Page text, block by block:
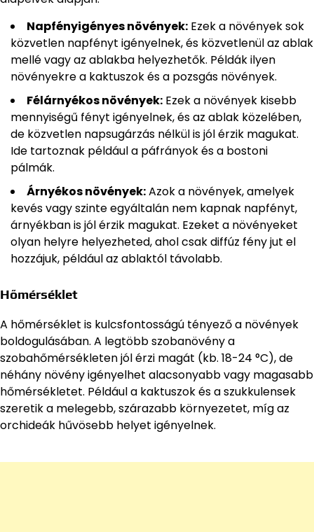
Napfényigényes növények: Ezek a növények sok
közvetlen napfényt igényelnek, és közvetlenül az ablak
mellé vagy az ablakba helyezhetők. Példák ilyen
növényekre a kaktuszok és a pozsgás növények.
Félárnyékos növények: Ezek a növények kisebb
mennyiségű fényt igényelnek, és az ablak közelében,
de közvetlen napsugárzás nélkül is jól érzik magukat.
Ide tartoznak például a páfrányok és a bostoni
pálmák.
Árnyékos növények:Azok a növények, amelyek
kevés vagy szinte egyáltalán nem kapnak napfényt,
árnyékban is jól érzik magukat. Ezeket a növényeket
olyan helyre helyezheted, ahol csak diffúz fény jut el
hozzájuk, például az ablaktól távolabb.
Hőmérséklet
A hőmérséklet is kulcsfontosságú tényező a növények
boldogulásában. A legtöbb szobanövény a
szobahőmérsékleten jól érzi magát (kb. 18-24 °C), de
néhány növény igényelhet alacsonyabb vagy magasabb
hőmérsékletet. Például a kaktuszok és a szukkulensek
szeretik a melegebb, szárazabb környezetet, míg az
orchideák hűvösebb helyet igényelnek.